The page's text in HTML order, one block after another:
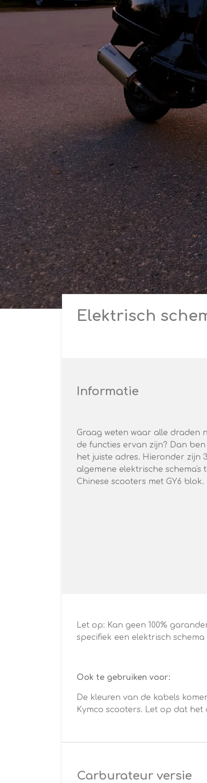
Elektrisch
Informatie
Graag weten waar alle draden
de functies ervan zijn? Dan
het juiste adres. Hieronder zijn
algemene elektrische schema's
Chinese scooters met GY6 blok.
Let op: Kan geen 100%
specifiek een elektrisch
Ook te gebruiken voor:
De kleuren van de kabels
Kymco scooters. Let op dat het
Carburateur versie